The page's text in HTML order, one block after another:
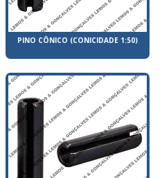
PINO CÔNICO (CONICIDADE 1:50)